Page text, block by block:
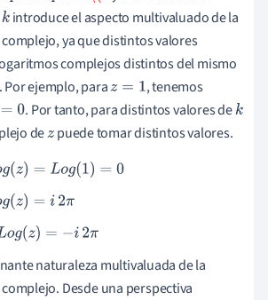
kintroduce el aspecto multivaluado de la
ya que distintos valores
complejos distintos del mismo
ejemplo, paraz=1
, tenemos
. Por tanto, para distintos valores dek
dez puede tomar distintos valores.
(z)=Log (1)=0
(z)=i 2π
og(z)=− i2π
naturaleza multivaluada de la
Desde una perspectiva